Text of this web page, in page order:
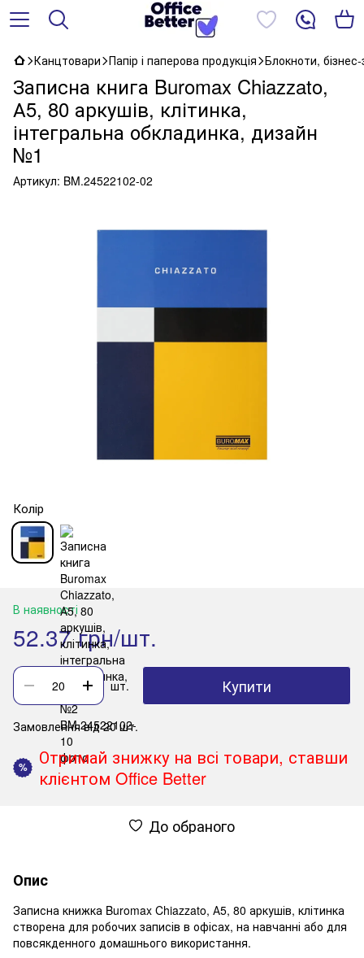
Канцтовари Папір і паперова продукція Блокноти,
Записна книга Buromax Chiazzato,
А5, 80 аркушів, клітинка,
інтегральна обкладинка, дизайн
№1
Артикул: BM.24522102-02
Колір
В наявності
52.37 грн/шт.
шт. Купити
Замовлення від 20 шт.
%
Отримай знижку на всі товари, ставши
клієнтом Office Better
До обраного
Опис
Записна книжка Buromax Chiazzato, А5, 80 аркушів, клітинка
створена для робочих записів в офісах, на навчанні або для
повсякденного домашнього використання.